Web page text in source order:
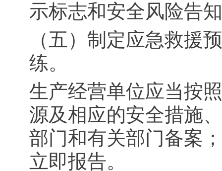
示标志和安全风险告
（五）制定应急救援
练。
生产经营单位应当按
源及相应的安全措施
部门和有关部门备案
立即报告。